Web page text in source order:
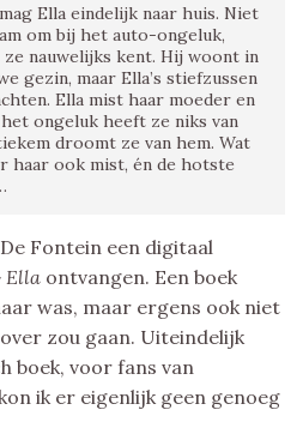
Ella eindelijk naar huis. Niet
om bij het auto-ongeluk,
ze nauwelijks kent. Hij woont in
gezin, maar Ella’s stiefzussen
Ella mist haar moeder en
ongeluk heeft ze niks van
droomt ze van hem. Wat
haar ook mist, én de hotste
Fontein een digitaal
Ella ontvangen. Een boek
was, maar ergens ook niet
zou gaan. Uiteindelijk
boek, voor fans van
ik er eigenlijk geen genoeg